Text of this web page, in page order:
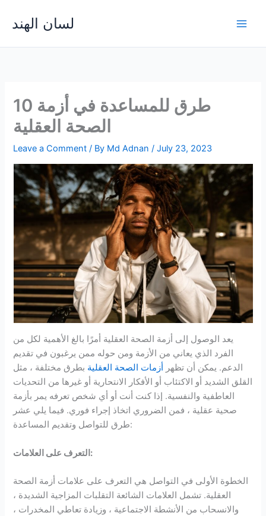
content
لسان الهند
10 طرق للمساعدة في أزمة
الصحة العقلية
Leave a Comment / By Md Adnan/July 23, 2023
يعد الوصول إلى أزمة الصحة العقلية أمرًا بالغ الأهمية لكل من
الفرد الذي يعاني من الأزمة ومن حوله ممن يرغبون في تقديم
الدعم. يمكن أن تظهر
أزمات الصحة العقلية بطرق مختلفة ، مثل
القلق الشديد أو الاكتئاب أو الأفكار الانتحارية أو غيرها من التحديات
العاطفية والنفسية. إذا كنت أنت أو أي شخص تعرفه يمر بأزمة
صحية عقلية ، فمن الضروري اتخاذ إجراء فوري. فيما يلي عشر
طرق للتواصل وتقديم المساعدة:
التعرف على العلامات:
الخطوة الأولى في التواصل هي التعرف على علامات أزمة الصحة
العقلية. تشمل العلامات الشائعة التقلبات المزاجية الشديدة ،
والانسحاب من الأنشطة الاجتماعية ، وزيادة تعاطي المخدرات ،